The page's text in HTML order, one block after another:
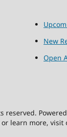
New
Open
reserved.
or learn more,